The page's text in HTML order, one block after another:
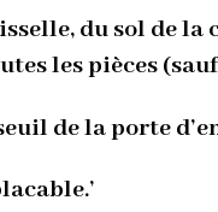
du sol de
les pièces
de la porte